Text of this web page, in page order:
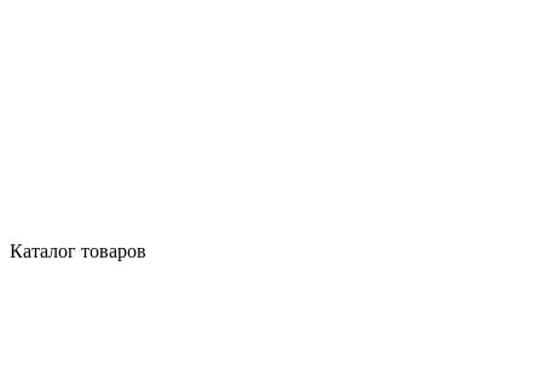
Каталог товаров